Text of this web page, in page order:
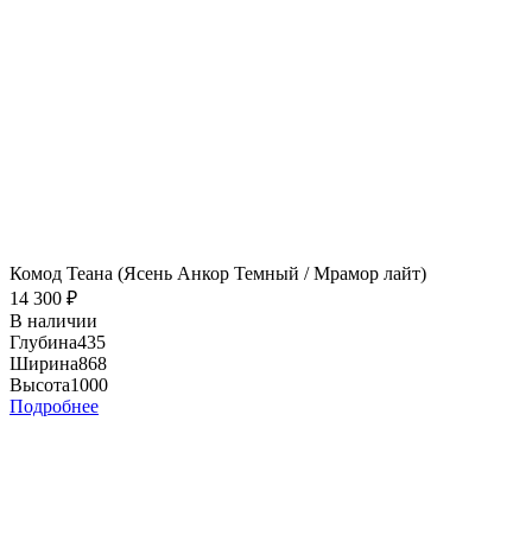
Комод Теана (Ясень Анкор Темный / Мрамор лайт)
14 300 ₽
В наличии
Глубина435
Ширина868
Высота1000
Подробнее